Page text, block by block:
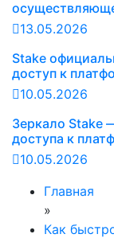
13.05.2026
Stake
доступ к
10.05.2026
Зеркало Stake
доступа к
10.05.2026
Главная
»
Как